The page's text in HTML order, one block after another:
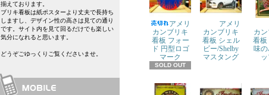
揃えております。
ブリキ看板は紙ポスターより丈夫で長持ち
しますし、デザイン性の高さは見ての通り
です。サイト内を見て回るだけでも楽しい
気分になれると思います。
どうぞごゆっくりご覧くださいませ。
アメリ
カンブリキ
看板 フォー
ド 円型ロゴ
マーク
SOLD OUT
アメリ
カンブリキ
看板 シェル
ビー/Shelby
マスタング
カ
看板
味の